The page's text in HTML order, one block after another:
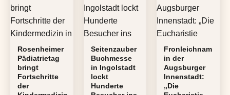
Rosenheimer
Pädiatrietag
bringt
Fortschritte
der
Seitenzauber
Buchmesse
in Ingolstadt
lockt
Hunderte
Fronleichnam
in der
Augsburger
Innenstadt:
„Die